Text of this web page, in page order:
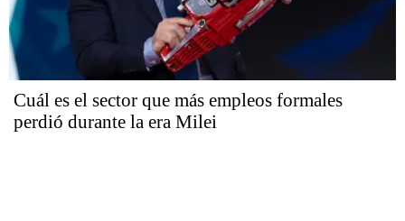
Cuál es el sector que más empleos formales
perdió durante la era Milei